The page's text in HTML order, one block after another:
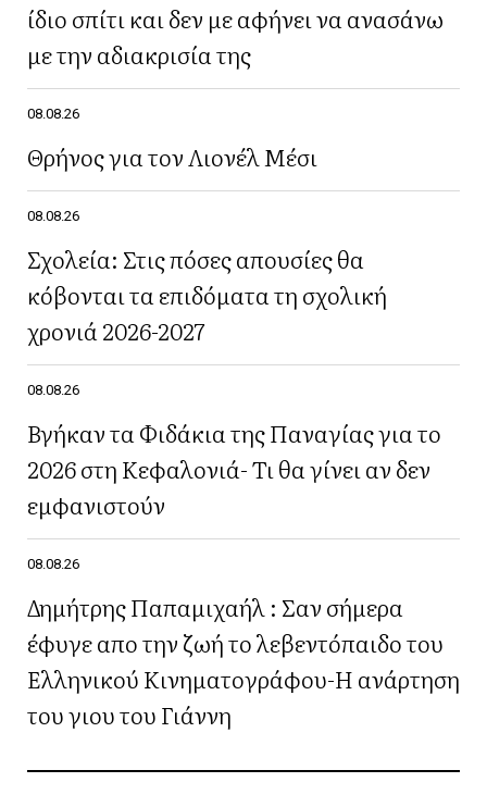
ίδιο σπίτι και δεν με αφήνει να ανασάνω
με την αδιακρισία της
08.08.26
Θρήνος για τον Λιονέλ Μέσι
08.08.26
Σχολεία: Στις πόσες απουσίες θα
κόβονται τα επιδόματα τη σχολική
χρονιά 2026-2027
08.08.26
Βγήκαν τα Φιδάκια της Παναγίας για το
2026 στη Κεφαλονιά- Τι θα γίνει αν δεν
εμφανιστούν
08.08.26
Δημήτρης Παπαμιχαήλ : Σαν σήμερα
έφυγε απο την ζωή το λεβεντόπαιδο του
Ελληνικού Κινηματογράφου-Η ανάρτηση
του γιου του Γιάννη